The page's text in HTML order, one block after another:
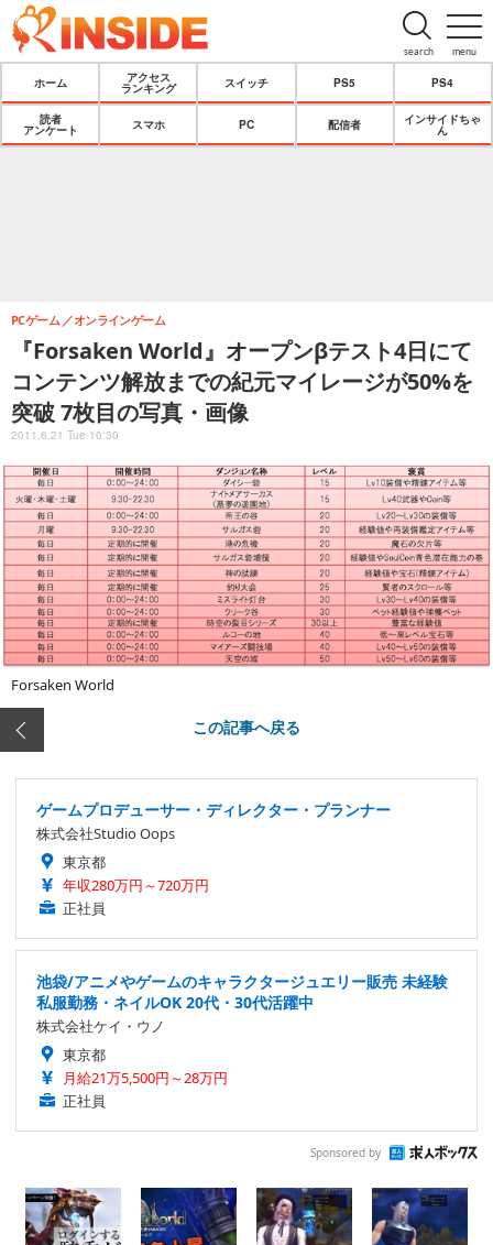
menu
search
ホーム
アクセス
ランキング
スイッチ PS5 PS4
読者
アンケート
スマホ PC 配信者
インサイドちゃ
ん
『Forsaken World』オープンβテスト4日にて
コンテンツ解放までの紀元マイレージが50%を
突破 7枚目の写真・画像
PCゲーム オンラインゲーム
2011.6.21 Tue 10:30
Forsaken World
この記事へ戻る
ゲームプロデューサー・ディレクター・プランナー
株式会社Studio Oops
東京都
年収280万円～720万円
正社員
池袋/アニメやゲームのキャラクタージュエリー販売 未経験
私服勤務・ネイルOK 20代・30代活躍中
株式会社ケイ・ウノ
東京都
月給21万5,500円～28万円
正社員
Sponsored by